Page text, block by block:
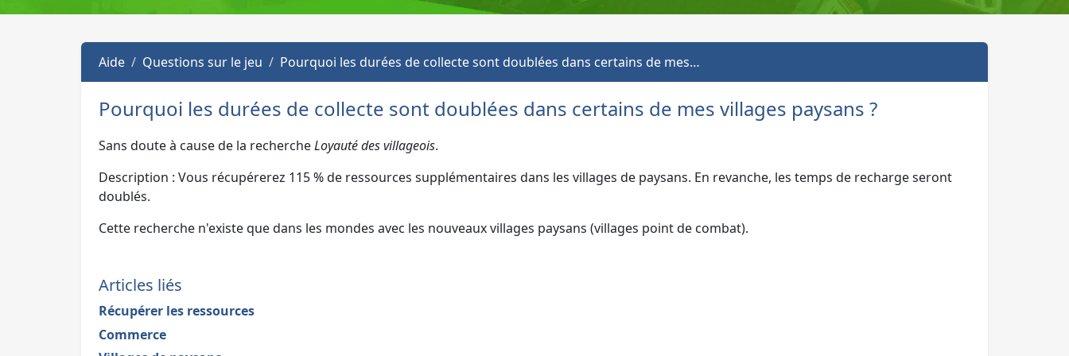
Aide Questions sur le jeu Pourquoi les durées de collecte sont doublées dans certains de mes…
Pourquoi les durées de collecte sont doublées dans certains de mes villages paysans ?
Sans doute à cause de la rechercheLoyauté des villageois.
Description : Vous récupérerez 115 % de ressources supplémentaires dans les villages de paysans. En revanche, les temps de recharge seront
doublés.
Cette recherche n'existe que dans les mondes avec les nouveaux villages paysans (villages point de combat).
Articles liés
Récupérer les ressources
Commerce